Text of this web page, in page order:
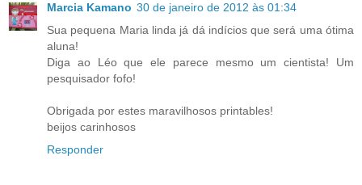
Marcia Kamano 30 de janeiro de 2012 às 01:34
Sua pequena Maria linda já dá indícios que será uma ótima
aluna!
Diga ao Léo que ele parece mesmo um cientista! Um
pesquisador fofo!
Obrigada por estes maravilhosos printables!
beijos carinhosos
Responder